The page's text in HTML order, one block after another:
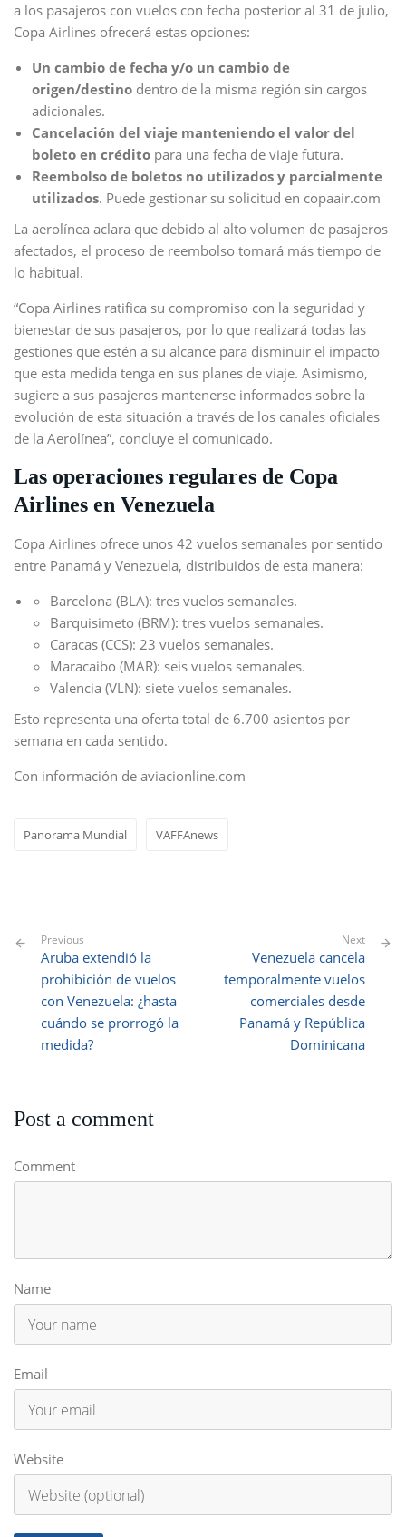
a los pasajeros con vuelos con fecha posterior al 31 de julio,
Copa Airlines ofrecerá estas opciones:
Un cambio de fecha y/o un cambio de
origen/destino dentro de la misma región sin cargos
adicionales.
Cancelación del viaje manteniendo el valor del
boleto en crédito para una fecha de viaje futura.
Reembolso de boletos no utilizados y parcialmente
utilizados. Puede gestionar su solicitud en copaair.com
La aerolínea aclara que debido al alto volumen de pasajeros
afectados, el proceso de reembolso tomará más tiempo de
lo habitual.
“Copa Airlines ratifica su compromiso con la seguridad y
bienestar de sus pasajeros, por lo que realizará todas las
gestiones que estén a su alcance para disminuir el impacto
que esta medida tenga en sus planes de viaje. Asimismo,
sugiere a sus pasajeros mantenerse informados sobre la
evolución de esta situación a través de los canales oficiales
de la Aerolínea”, concluye el comunicado.
Las operaciones regulares de Copa
Airlines en Venezuela
Copa Airlines ofrece unos 42 vuelos semanales por sentido
entre Panamá y Venezuela, distribuidos de esta manera:
Barcelona (BLA): tres vuelos semanales.
Barquisimeto (BRM): tres vuelos semanales.
Caracas (CCS): 23 vuelos semanales.
Maracaibo (MAR): seis vuelos semanales.
Valencia (VLN): siete vuelos semanales.
Esto representa una oferta total de 6.700 asientos por
semana en cada sentido.
Con información de aviacionline.com
Panorama Mundial VAFFAnews
Previous
Aruba extendió la
prohibición de vuelos
con Venezuela: ¿hasta
cuándo se prorrogó la
medida?
Next
Venezuela cancela
temporalmente vuelos
comerciales desde
Panamá y República
Dominicana
Post a comment
Comment
Name
Email
Website